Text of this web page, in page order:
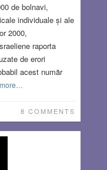
de bolnavi,
individuale și ale
2000,
raporta
de erori
acest număr
8 COMMENTS